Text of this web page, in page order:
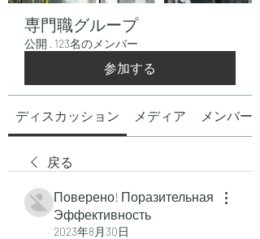
専門職グループ
公開 · 123名のメンバー
参加する
ディスカッション メディア メンバー
戻る
Поверено! Поразительная
Эффективность
2023年8月30日